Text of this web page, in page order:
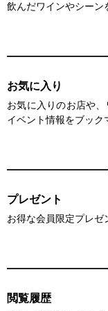
飲んだワインやシーン
お気に入り
お気に入りのお店や
イベント情報をブック
プレゼント
お得な会員限定プレゼ
閲覧履歴